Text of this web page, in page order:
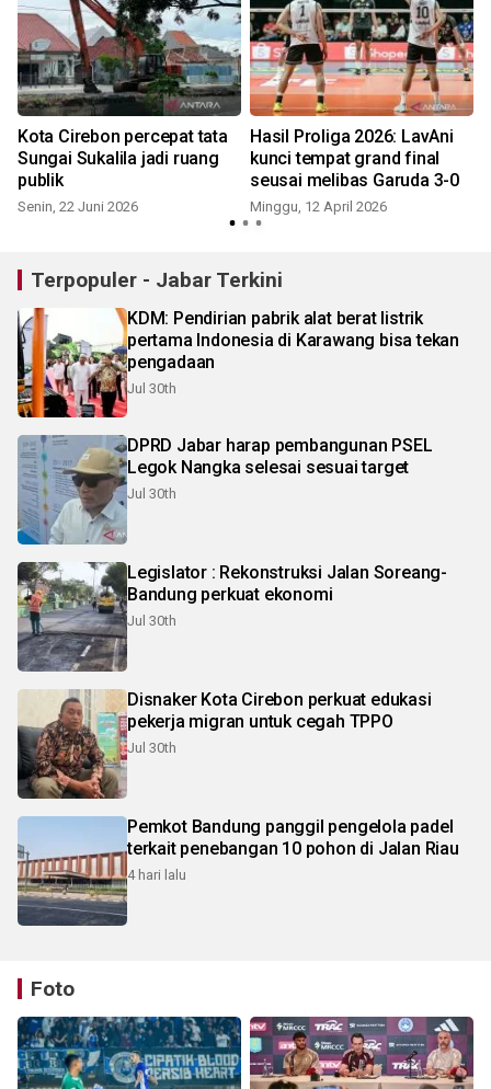
Kota Cirebon percepat tata
Sungai Sukalila jadi ruang
publik
Senin, 22 Juni 2026
Hasil Proliga 2026: LavAni
kunci tempat grand final
seusai melibas Garuda 3-0
Minggu, 12 April 2026
Terpopuler - Jabar Terkini
KDM: Pendirian pabrik alat berat listrik
pertama Indonesia di Karawang bisa tekan
pengadaan
Jul 30th
DPRD Jabar harap pembangunan PSEL
Legok Nangka selesai sesuai target
Jul 30th
Legislator : Rekonstruksi Jalan Soreang-
Bandung perkuat ekonomi
Jul 30th
Disnaker Kota Cirebon perkuat edukasi
pekerja migran untuk cegah TPPO
Jul 30th
Pemkot Bandung panggil pengelola padel
terkait penebangan 10 pohon di Jalan Riau
4 hari lalu
Foto